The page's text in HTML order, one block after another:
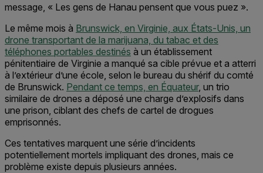
message, « Les gens de Hanau pensent que vous puez ».
Le même mois à Brunswick, en Virginie, aux États-Unis, un
drone transportant de la marijuana, du tabac et des
téléphones portables destinés à un établissement
pénitentiaire de Virginie a manqué sa cible prévue et a atterri
à l’extérieur d’une école, selon le bureau du shérif du comté
de Brunswick. Pendant ce temps, en Équateur, un trio
similaire de drones a déposé une charge d’explosifs dans
une prison, ciblant des chefs de cartel de drogues
emprisonnés.
Ces tentatives marquent une série d’incidents
potentiellement mortels impliquant des drones, mais ce
problème existe depuis plusieurs années.